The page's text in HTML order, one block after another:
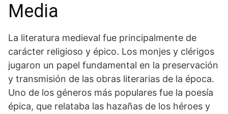
Media
La ⁤literatura medieval fue principalmente de
carácter religioso y épico.‌ Los monjes y clérigos
jugaron un papel fundamental en la preservación
y transmisión de las ⁢obras literarias​ de la época.
Uno‌ de los géneros más⁣ populares fue la​ poesía
épica, que relataba las hazañas de los héroes‍ y